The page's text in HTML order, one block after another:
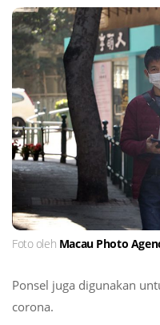
Foto oleh Macau Photo
Ponsel juga digunakan
corona.